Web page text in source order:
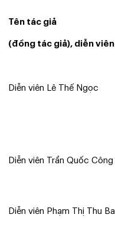
Tên tác giả
(đồng tác giả), diễn viên
Diễn viên Lê Thế Ngọc
Diễn viên Trần Quốc Công
Diễn viên Phạm Thị Thu Ba